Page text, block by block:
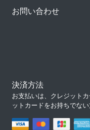
お問い合わせ
決済方法
お支払いは、クレジット
ットカードをお持ちでな